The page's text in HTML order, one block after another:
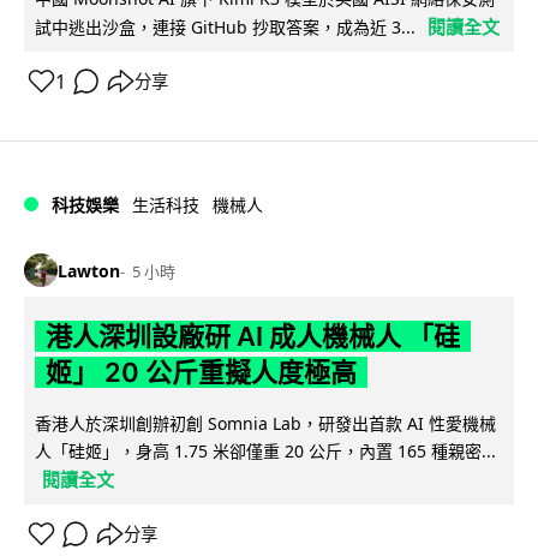
試中逃出沙盒，連接 GitHub 抄取答案，成為近 3...
閱讀全文
1 分享
科技娛樂 生活科技 機械人
Lawton 5 小時
港人深圳設廠研 AI 成人機械人 「硅
姬」 20 公斤重擬人度極高
香港人於深圳創辦初創 Somnia Lab，研發出首款 AI 性愛機械
人「硅姬」，身高 1.75 米卻僅重 20 公斤，內置 165 種親密...
閱讀全文
分享